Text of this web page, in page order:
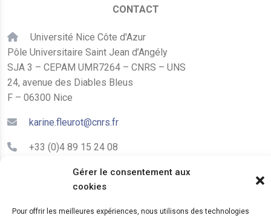
Gérer le consentement aux
cookies
Pour offrir les meilleures expériences, nous utilisons des technologies
CONTACT
Université Nice Côte d'Azur
Pôle Universitaire Saint Jean d’Angély
SJA 3 – CEPAM UMR7264 – CNRS – UNS
24, avenue des Diables Bleus
F – 06300 Nice
karine.fleurot@cnrs.fr
+33 (0)4 89 15 24 08
LE CEPAM EST HÉBERGÉ PAR